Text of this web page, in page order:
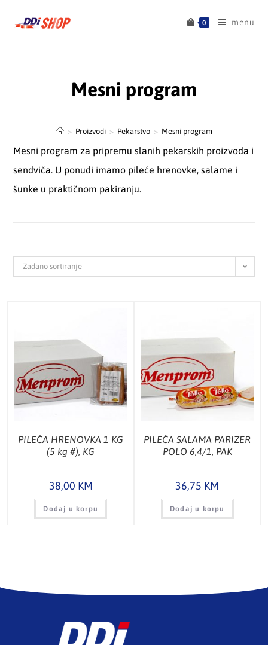
0 menu
Mesni program
> Proizvodi > Pekarstvo > Mesni program
Mesni program za pripremu slanih pekarskih proizvoda i
sendviča. U ponudi imamo pileće hrenovke, salame i
šunke u praktičnom pakiranju.
Zadano sortiranje
PILEĆA HRENOVKA 1 KG
(5 kg #), KG
38,00 KM
Dodaj u korpu
PILEĆA SALAMA PARIZER
POLO 6,4/1, PAK
36,75 KM
Dodaj u korpu